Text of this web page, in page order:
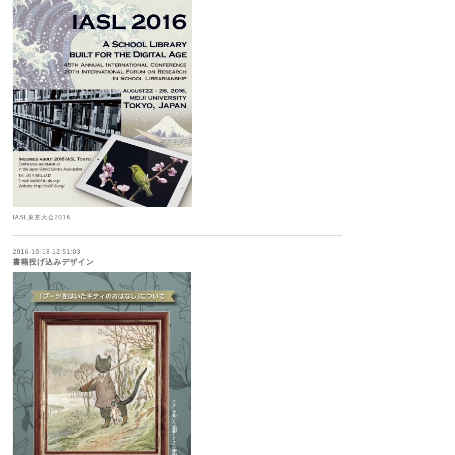
IASL東京大会2016
2016-10-18 12:51:03
書籍投げ込みデザイン